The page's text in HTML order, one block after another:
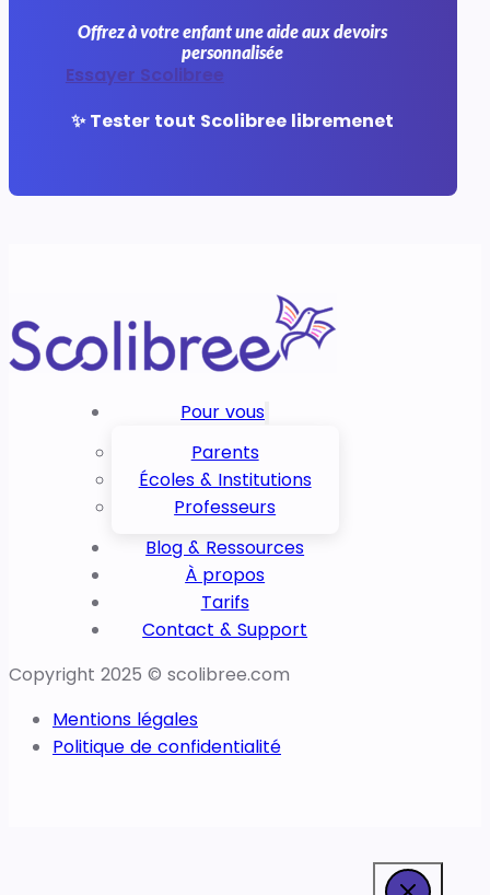
Offrez à votre enfant une aide aux devoirs
personnalisée
Essayer Scolibree
✨ Tester tout Scolibree libremenet
Pour vous
Parents
Écoles & Institutions
Professeurs
Blog & Ressources
À propos
Tarifs
Contact & Support
Copyright 2025 © scolibree.com
Mentions légales
Politique de confidentialité